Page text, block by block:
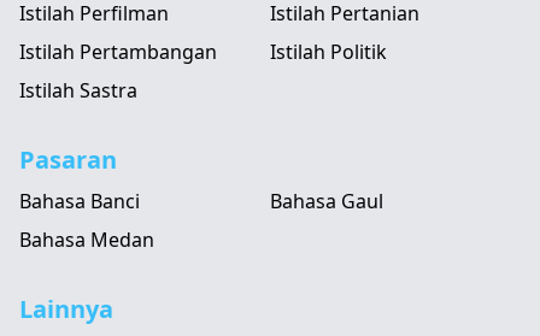
Istilah Perfilman
Istilah Pertanian
Istilah Pertambangan
Istilah Politik
Istilah Sastra
Pasaran
Bahasa Banci
Bahasa Gaul
Bahasa Medan
Lainnya